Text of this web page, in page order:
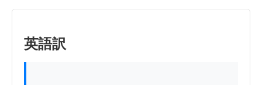
英語訳